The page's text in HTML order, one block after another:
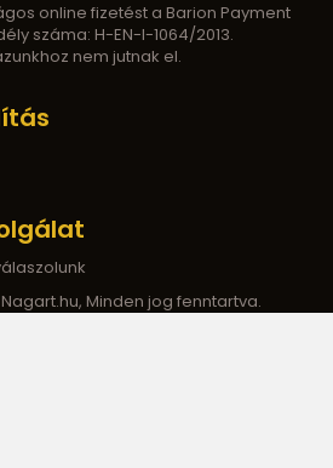
online fizetést a Barion Payment
száma: H-EN-I-1064/2013.
nem jutnak el.
Minden jog fenntartva.